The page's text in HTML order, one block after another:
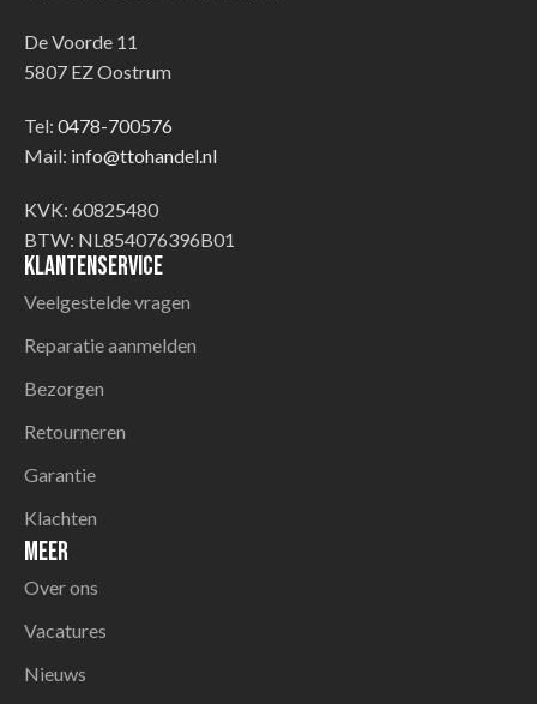
De Voorde 11
5807 EZ Oostrum
Tel: 0478-700576
Mail: info@ttohandel.nl
KVK: 60825480
BTW: NL854076396B01
Klantenservice
Veelgestelde vragen
Reparatie aanmelden
Bezorgen
Retourneren
Garantie
Klachten
Meer
Over ons
Vacatures
Nieuws